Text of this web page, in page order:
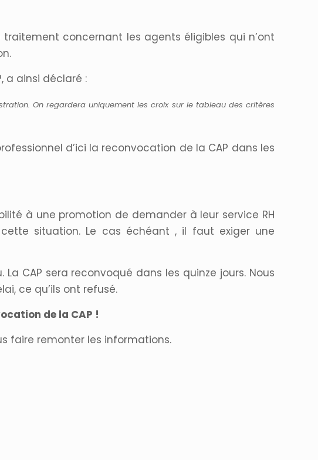
concernant les agents éligibles qui n’ont
a ainsi déclaré :
On regardera uniquement les croix sur le tableau des critères
d’ici la reconvocation de la CAP dans les
à une promotion de demander à leur service RH
situation. Le cas échéant , il faut exiger une
CAP sera reconvoqué dans les quinze jours. Nous
ce qu’ils ont refusé.
de la CAP !
faire remonter les informations.